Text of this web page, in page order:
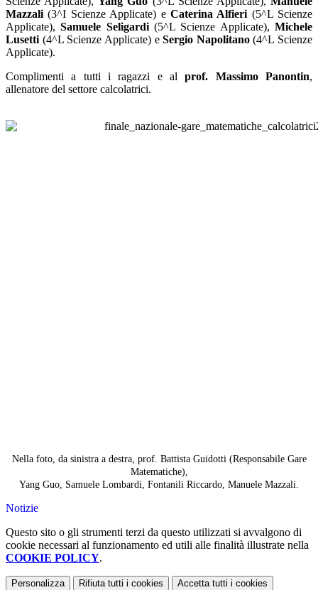
Mazzali (3^I Scienze Applicate) e Caterina Alfieri (5^L Scienze
Applicate),Samuele Seligardi(5^L Scienze Applicate),Michele
Lusetti (4^L Scienze Applicate) eSergio Napolitano(4^L Scienze
Applicate).
Complimenti a tutti i ragazzi e alprof. Massimo Panontin,
allenatore del settore calcolatrici.
Nella foto, da sinistra a destra, prof. Battista Guidotti (Responsabile Gare
Matematiche),
Yang Guo, Samuele Lombardi, Fontanili Riccardo, Manuele Mazzali.
Notizie
Questo sito o gli strumenti terzi da questo utilizzati si avvalgono di
cookie necessari al funzionamento ed utili alle finalità illustrate nella
COOKIE POLICY.
Personalizza Rifiuta tutti i cookies Accetta tutti i cookies